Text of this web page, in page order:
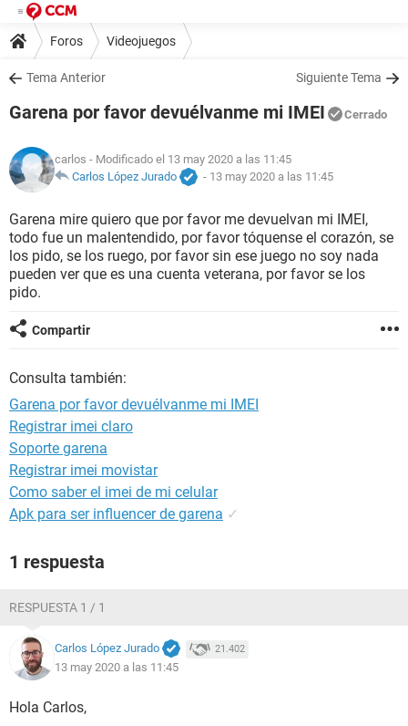
Foros Videojuegos
Tema Anterior Siguiente Tema
Garena por favor devuélvanme mi IMEI Cerrado
carlos - Modificado el 13 may 2020 a las 11:45
Carlos López Jurado
- 13 may 2020 a las 11:45
Garena mire quiero que por favor me devuelvan mi IMEI,
todo fue un malentendido, por favor tóquense el corazón, se
los pido, se los ruego, por favor sin ese juego no soy nada
pueden ver que es una cuenta veterana, por favor se los
pido.
Compartir
Consulta también:
Garena por favor devuélvanme mi IMEI
Registrar imei claro
Soporte garena
Registrar imei movistar
Como saber el imei de mi celular
Apk para ser influencer de garena ✓
1 respuesta
RESPUESTA 1 / 1
Carlos López Jurado 21.402
13 may 2020 a las 11:45
Hola Carlos,